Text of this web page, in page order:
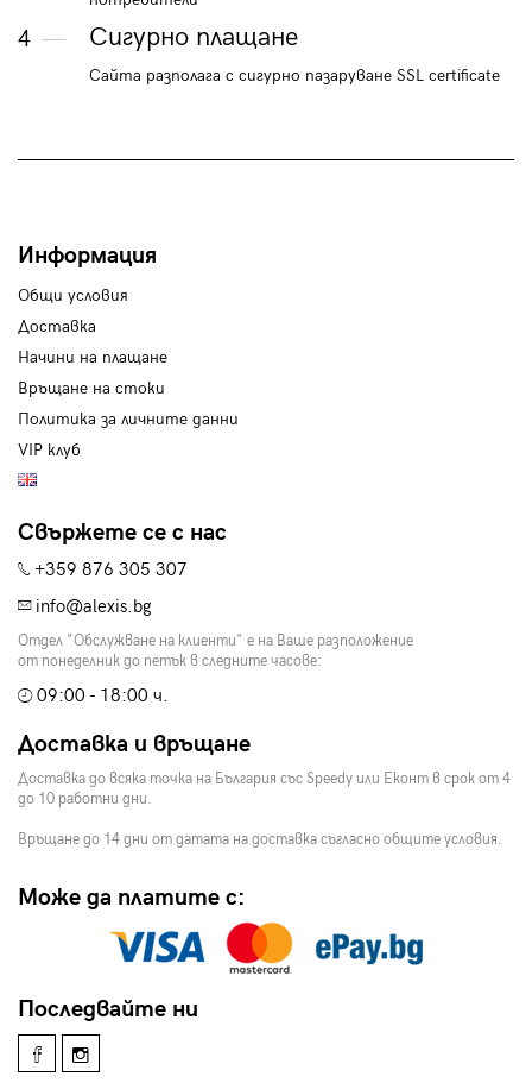
4 Сигурно плащане
Сайта разполага с сигурно пазаруване SSL certificate
Информация
Общи условия
Доставка
Начини на плащане
Връщане на стоки
Политика за личните данни
VIP клуб
Свържете се с нас
+359 876 305 307
info@alexis.bg
Отдел "Обслужване на клиенти" е на Ваше разположение
от понеделник до петък в следните часове:
09:00 - 18:00 ч.
Доставка и връщане
Доставка до всяка точка на България със Speedy или Еконт в срок от 4
до 10 работни дни.
Връщане до 14 дни от датата на доставка съгласно общите условия.
Може да платите с:
Последвайте ни